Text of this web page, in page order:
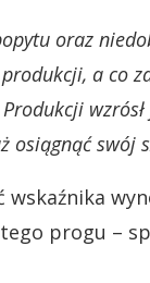
oraz
a co
osiągnąć swój
wskaźnika
progu –